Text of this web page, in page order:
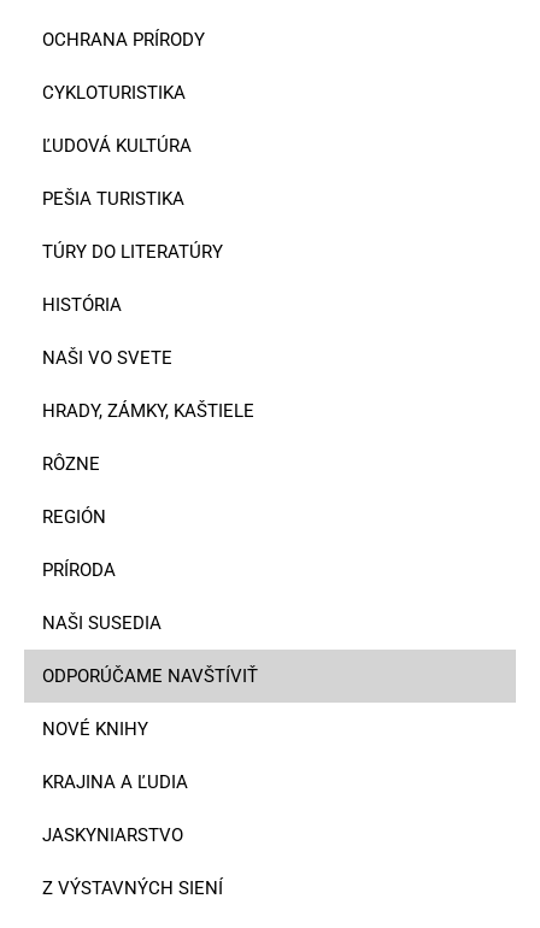
OCHRANA PRÍRODY
CYKLOTURISTIKA
ĽUDOVÁ KULTÚRA
PEŠIA TURISTIKA
TÚRY DO LITERATÚRY
HISTÓRIA
NAŠI VO SVETE
HRADY, ZÁMKY, KAŠTIELE
RÔZNE
REGIÓN
PRÍRODA
NAŠI SUSEDIA
ODPORÚČAME NAVŠTÍVIŤ
NOVÉ KNIHY
KRAJINA A ĽUDIA
JASKYNIARSTVO
Z VÝSTAVNÝCH SIENÍ